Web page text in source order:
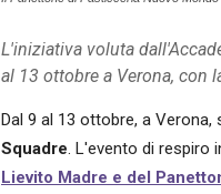
L'iniziativa voluta
al 13 ottobre a Verona, con
Dal 9 al 13 ottobre, a Verona,
Squadre. L'evento di respiro
Lievito Madre e del